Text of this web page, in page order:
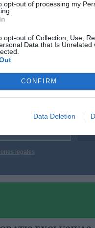
opt-out of processing my
opt-out of Collection, Use,
Data that Is
CONFIRM
Data Deletion
hasta la
formada por un
este
newsletter y recibe
legales